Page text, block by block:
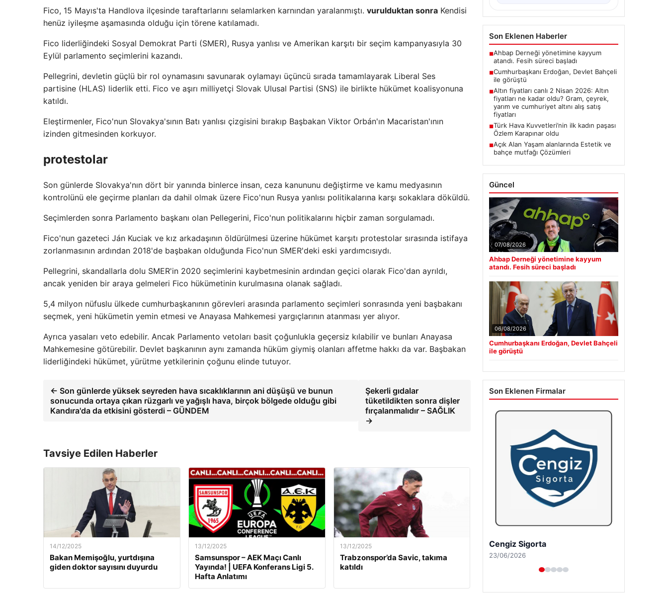
Fico, 15 Mayıs'ta Handlova ilçesinde taraftarlarını selamlarken karnından yaralanmıştı. vurulduktan sonra Kendisi
henüz iyileşme aşamasında olduğu için törene katılamadı.
Fico liderliğindeki Sosyal Demokrat Parti (SMER), Rusya yanlısı ve Amerikan karşıtı bir seçim kampanyasıyla 30
Eylül parlamento seçimlerini kazandı.
Pellegrini, devletin güçlü bir rol oynamasını savunarak oylamayı üçüncü sırada tamamlayarak Liberal Ses
partisine (HLAS) liderlik etti. Fico ve aşırı milliyetçi Slovak Ulusal Partisi (SNS) ile birlikte hükümet koalisyonuna
katıldı.
Eleştirmenler, Fico'nun Slovakya'sının Batı yanlısı çizgisini bırakıp Başbakan Viktor Orbán'ın Macaristan'ının
izinden gitmesinden korkuyor.
protestolar
Son günlerde Slovakya'nın dört bir yanında binlerce insan, ceza kanununu değiştirme ve kamu medyasının
kontrolünü ele geçirme planları da dahil olmak üzere Fico'nun Rusya yanlısı politikalarına karşı sokaklara döküldü.
Seçimlerden sonra Parlamento başkanı olan Pellegerini, Fico'nun politikalarını hiçbir zaman sorgulamadı.
Fico'nun gazeteci Ján Kuciak ve kız arkadaşının öldürülmesi üzerine hükümet karşıtı protestolar sırasında istifaya
zorlanmasının ardından 2018'de başbakan olduğunda Fico'nun SMER'deki eski yardımcısıydı.
Pellegrini, skandallarla dolu SMER'in 2020 seçimlerini kaybetmesinin ardından geçici olarak Fico'dan ayrıldı,
ancak yeniden bir araya gelmeleri Fico hükümetinin kurulmasına olanak sağladı.
5,4 milyon nüfuslu ülkede cumhurbaşkanının görevleri arasında parlamento seçimleri sonrasında yeni başbakanı
seçmek, yeni hükümetin yemin etmesi ve Anayasa Mahkemesi yargıçlarının atanması yer alıyor.
Ayrıca yasaları veto edebilir. Ancak Parlamento vetoları basit çoğunlukla geçersiz kılabilir ve bunları Anayasa
Mahkemesine götürebilir. Devlet başkanının aynı zamanda hüküm giymiş olanları affetme hakkı da var. Başbakan
liderliğindeki hükümet, yürütme yetkilerinin çoğunu elinde tutuyor.
← Son günlerde yüksek seyreden hava sıcaklıklarının ani düşüşü ve bunun
sonucunda ortaya çıkan rüzgarlı ve yağışlı hava, birçok bölgede olduğu gibi
Kandıra'da da etkisini gösterdi – GÜNDEM
Şekerli gıdalar
tüketildikten sonra dişler
fırçalanmalıdır – SAĞLIK
→
Tavsiye Edilen Haberler
14/12/2025
Bakan Memişoğlu, yurtdışına
giden doktor sayısını duyurdu
13/12/2025
Samsunspor – AEK Maçı Canlı
Yayında! | UEFA Konferans Ligi 5.
Hafta Anlatımı
13/12/2025
Trabzonspor’da Savic, takıma
katıldı
Son Eklenen Haberler
■Ahbap Derneği yönetimine kayyum
atandı. Fesih süreci başladı
■Cumhurbaşkanı Erdoğan, Devlet Bahçeli
ile görüştü
■Altın fiyatları canlı 2 Nisan 2026: Altın
fiyatları ne kadar oldu? Gram, çeyrek,
yarım ve cumhuriyet altını alış satış
fiyatları
■Türk Hava Kuvvetleri’nin ilk kadın paşası
Özlem Karapınar oldu
■Açık Alan Yaşam alanlarında Estetik ve
bahçe mutfağı Çözümleri
Güncel
07/08/2026
Ahbap Derneği yönetimine kayyum
atandı. Fesih süreci başladı
06/08/2026
Cumhurbaşkanı Erdoğan, Devlet Bahçeli
ile görüştü
Son Eklenen Firmalar
Hastaş Beton
26/05/2026